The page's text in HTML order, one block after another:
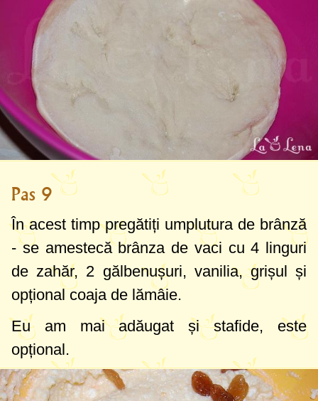
Pas 9
În acest timp pregătiți umplutura de brânză
- se amestecă brânza de vaci cu4 linguri
de zahăr, 2 gălbenușuri, vanilia, grișul și
opțional coaja de lămâie.
Eu am mai adăugat și stafide, este
opțional.